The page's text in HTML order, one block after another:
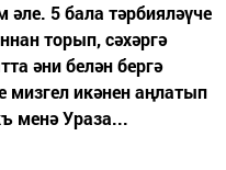
5 бала тәрбияләүче
торып, сәхәргә
әни белән бергә
икәнен аңлатып
менә Ураза...